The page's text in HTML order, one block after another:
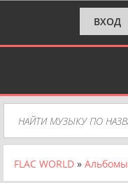
ВХОД
FLAC WORLD » Альбомы